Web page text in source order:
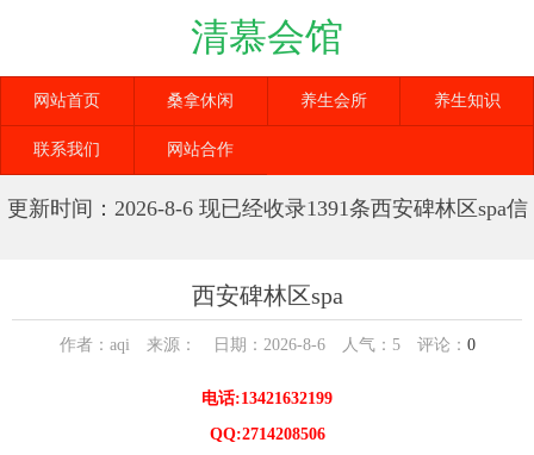
清慕会馆
网站首页 桑拿休闲 养生会所 养生知识
联系我们 网站合作
更新时间：2026-8-6 现已经收录1391条西安碑林区spa信
西安碑林区spa
作者：aqi 来源： 日期：2026-8-6 人气： 5评论： 0
电话:13421632199
QQ:2714208506